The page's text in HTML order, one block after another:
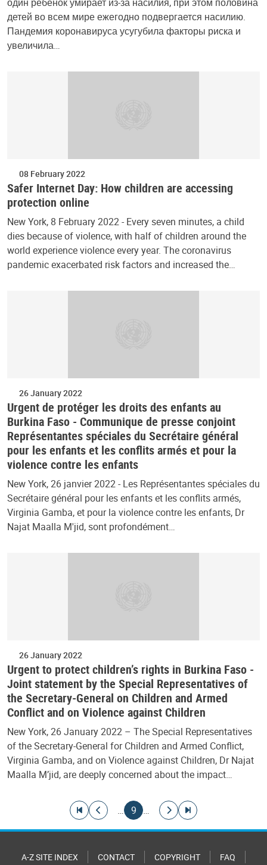
детей во всем мире ежегодно подвергается насилию.
Пандемия коронавируса усугубила факторы риска и
увеличила…
08 February 2022
Safer Internet Day: How children are accessing
protection online
New York, 8 February 2022 - Every seven minutes, a child
dies because of violence, with half of children around the
world experience violence every year. The coronavirus
pandemic exacerbated risk factors and increased the…
26 January 2022
Urgent de protéger les droits des enfants au
Burkina Faso - Communique de presse conjoint
Représentantes spéciales du Secrétaire général
pour les enfants et les conflits armés et pour la
violence contre les enfants
New York, 26 janvier 2022 - Les Représentantes spéciales du
Secrétaire général pour les enfants et les conflits armés,
Virginia Gamba, et pour la violence contre les enfants, Dr
Najat Maalla M'jid, sont profondément…
26 January 2022
Urgent to protect children’s rights in Burkina Faso -
Joint statement by the Special Representatives of
the Secretary-General on Children and Armed
Conflict and on Violence against Children
New York, 26 January 2022 – The Special Representatives
of the Secretary-General for Children and Armed Conflict,
Virginia Gamba, and on Violence against Children, Dr Najat
Maalla M’jid, are deeply concerned about the impact…
Go to first page
Go to previous page
…
Current page
9 …
Go to next page
Go to last page
A-Z SITE INDEX CONTACT COPYRIGHT FAQ